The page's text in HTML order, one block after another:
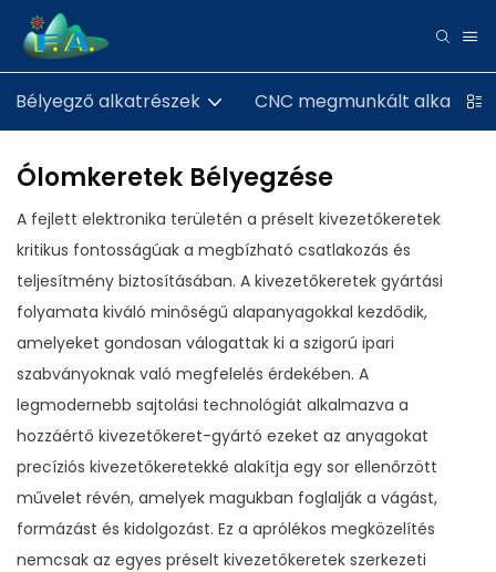
Bélyegző alkatrészek CNC megmunkált
Ólomkeretek Bélyegzése
A fejlett elektronika területén a préselt kivezetőkeretek
kritikus fontosságúak a megbízható csatlakozás és
teljesítmény biztosításában. A kivezetőkeretek gyártási
folyamata kiváló minőségű alapanyagokkal kezdődik,
amelyeket gondosan válogattak ki a szigorú ipari
szabványoknak való megfelelés érdekében. A
legmodernebb sajtolási technológiát alkalmazva a
hozzáértő kivezetőkeret-gyártó ezeket az anyagokat
precíziós kivezetőkeretekké alakítja egy sor ellenőrzött
művelet révén, amelyek magukban foglalják a vágást,
formázást és kidolgozást. Ez a aprólékos megközelítés
nemcsak az egyes préselt kivezetőkeretek szerkezeti